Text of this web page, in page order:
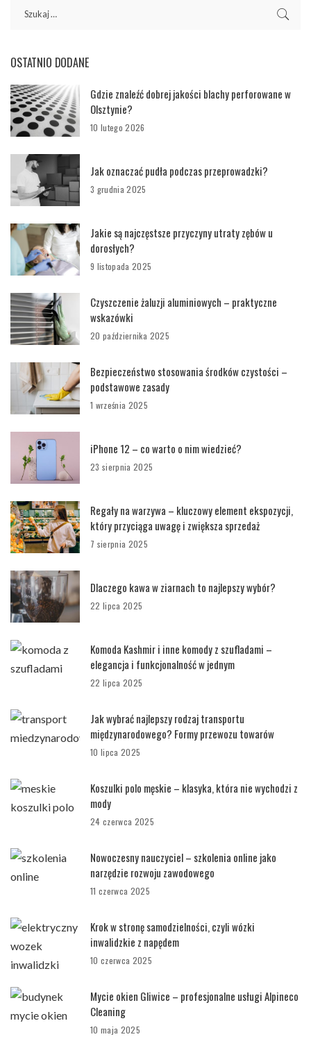
OSTATNIO DODANE
Gdzie znaleźć dobrej jakości blachy perforowane w
Olsztynie?
10 lutego 2026
Jak oznaczać pudła podczas przeprowadzki?
3 grudnia 2025
Jakie są najczęstsze przyczyny utraty zębów u
dorosłych?
9 listopada 2025
Czyszczenie żaluzji aluminiowych – praktyczne
wskazówki
20 października 2025
Bezpieczeństwo stosowania środków czystości –
podstawowe zasady
1 września 2025
iPhone 12 – co warto o nim wiedzieć?
23 sierpnia 2025
Regały na warzywa – kluczowy element ekspozycji,
który przyciąga uwagę i zwiększa sprzedaż
7 sierpnia 2025
Dlaczego kawa w ziarnach to najlepszy wybór?
22 lipca 2025
Komoda Kashmir i inne komody z szufladami –
elegancja i funkcjonalność w jednym
22 lipca 2025
Jak wybrać najlepszy rodzaj transportu
międzynarodowego? Formy przewozu towarów
10 lipca 2025
Koszulki polo męskie – klasyka, która nie wychodzi z
mody
24 czerwca 2025
Nowoczesny nauczyciel – szkolenia online jako
narzędzie rozwoju zawodowego
11 czerwca 2025
Krok w stronę samodzielności, czyli wózki
inwalidzkie z napędem
10 czerwca 2025
Mycie okien Gliwice – profesjonalne usługi Alpineco
Cleaning
10 maja 2025